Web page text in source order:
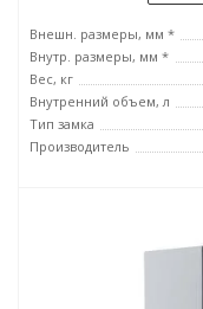
Внешн. размеры, мм *
Внутр. размеры, мм *
Вес, кг
Внутренний объем, л
Тип замка
Производитель